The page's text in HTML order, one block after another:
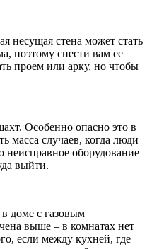
несущая стена может стать
поэтому снести вам ее
проем или арку, но чтобы
Особенно опасно это в
масса случаев, когда люди
неисправное оборудование
выйти.
доме с газовым
выше – в комнатах нет
если между кухней, где